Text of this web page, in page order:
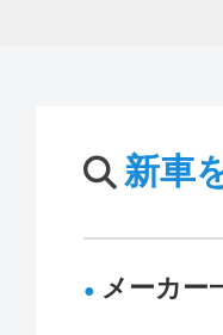
新車
メーカー